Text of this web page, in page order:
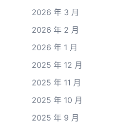
2026 年 3 月
2026 年 2 月
2026 年 1 月
2025 年 12 月
2025 年 11 月
2025 年 10 月
2025 年 9 月